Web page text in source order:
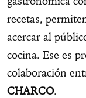
recetas,
acercar al
cocina. Ese es
colaboración
CHARCO.